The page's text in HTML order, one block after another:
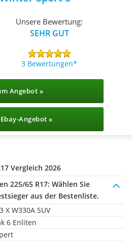
Unsere Bewertung:
SEHR GUT
3 Bewertungen
Angebot »
Angebot »
Vergleich 2026
225/65 R17: Wählen Sie
aus der Bestenliste.
X W330A SUV
6 Enliten